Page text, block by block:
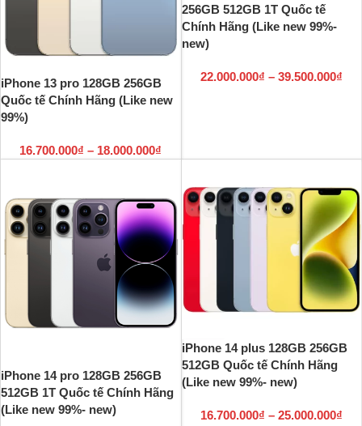
iPhone 13 pro 128GB 256GB
Quốc tế Chính Hãng (Like new
99%)
16.700.000₫ – 18.000.000₫
256GB 512GB 1T Quốc tế
Chính Hãng (Like new 99%-
new)
22.000.000₫ – 39.500.000₫
iPhone 14 pro 128GB 256GB
512GB 1T Quốc tế Chính Hãng
(Like new 99%- new)
iPhone 14 plus 128GB 256GB
512GB Quốc tế Chính Hãng
(Like new 99%- new)
16.700.000₫ – 25.000.000₫